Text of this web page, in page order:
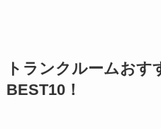
トランクルームおす
BEST10！